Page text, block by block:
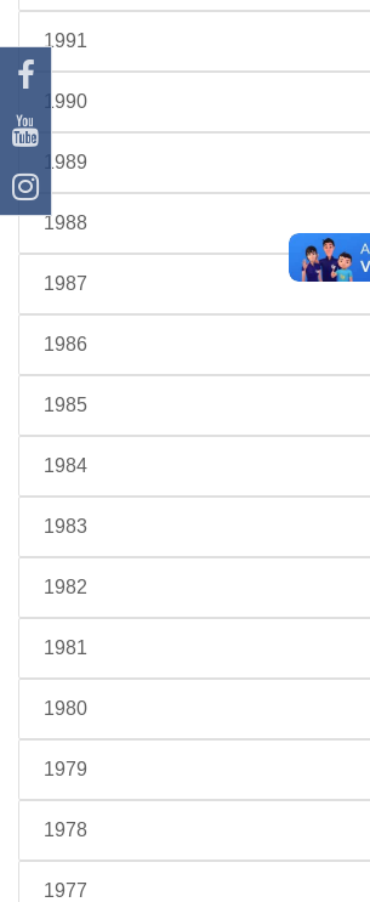
1991
1990
1989
1988
1987
1986
1985
1984
1983
1982
1981
1980
1979
1978
1977